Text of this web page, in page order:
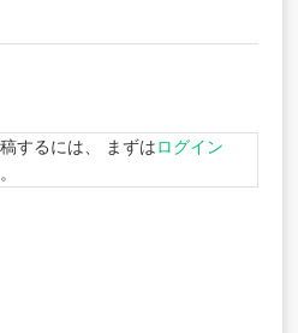
するには、 まずはログイン